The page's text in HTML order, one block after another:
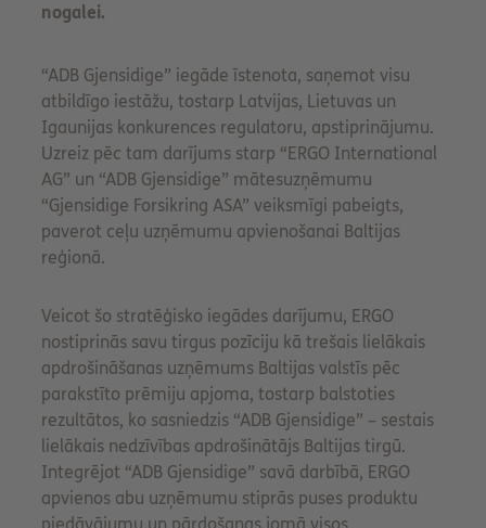
nogalei.
“ADB Gjensidige” iegāde īstenota, saņemot visu
atbildīgo iestāžu, tostarp Latvijas, Lietuvas un
Igaunijas konkurences regulatoru, apstiprinājumu.
Uzreiz pēc tam darījums starp “ERGO International
AG” un “ADB Gjensidige” mātesuzņēmumu
“Gjensidige Forsikring ASA” veiksmīgi pabeigts,
paverot ceļu uzņēmumu apvienošanai Baltijas
reģionā.
Veicot šo stratēģisko iegādes darījumu, ERGO
nostiprinās savu tirgus pozīciju kā trešais lielākais
apdrošināšanas uzņēmums Baltijas valstīs pēc
parakstīto prēmiju apjoma, tostarp balstoties
rezultātos, ko sasniedzis “ADB Gjensidige” – sestais
lielākais nedzīvības apdrošinātājs Baltijas tirgū.
Integrējot “ADB Gjensidige” savā darbībā, ERGO
apvienos abu uzņēmumu stiprās puses produktu